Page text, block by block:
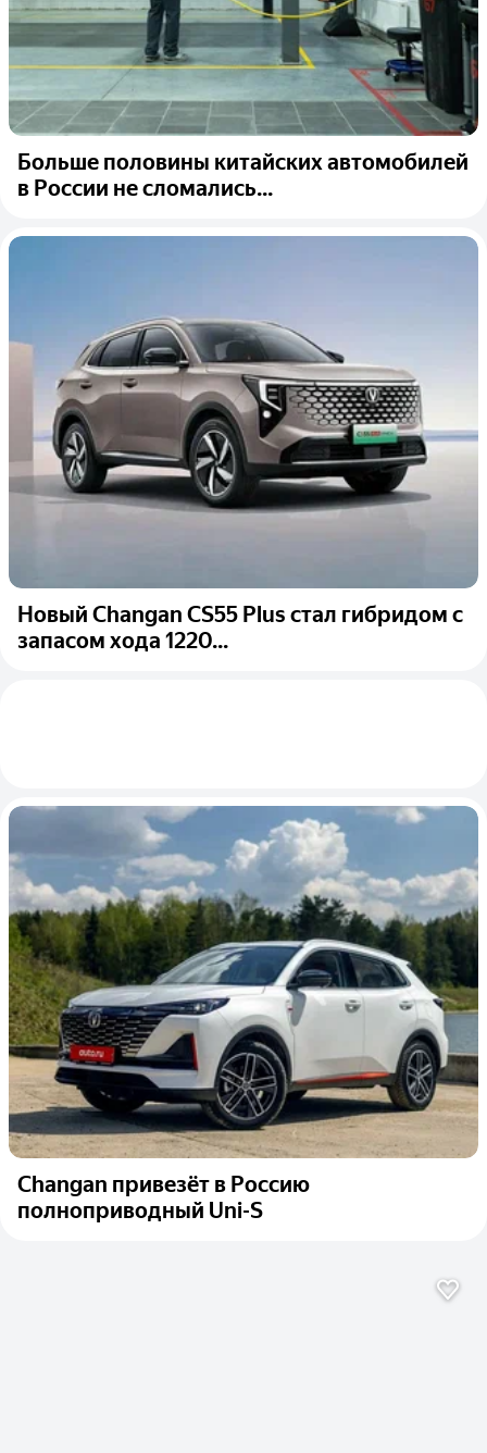
Больше половины китайских автомобилей
в России не сломались...
Новый Changan CS55 Plus стал гибридом с
запасом хода 1220...
Changan привезёт в Россию
полноприводный Uni-S